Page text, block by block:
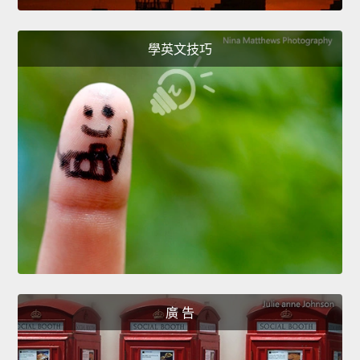
學英文技巧
廣 告